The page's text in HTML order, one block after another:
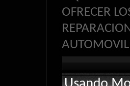
OFRECER
AUTOMOVIL